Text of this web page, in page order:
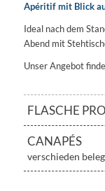
Apéritif mit Blick
Ideal nach dem
Abend mit
Unser Angebot
FLASCHE
CANAPÉS
verschieden